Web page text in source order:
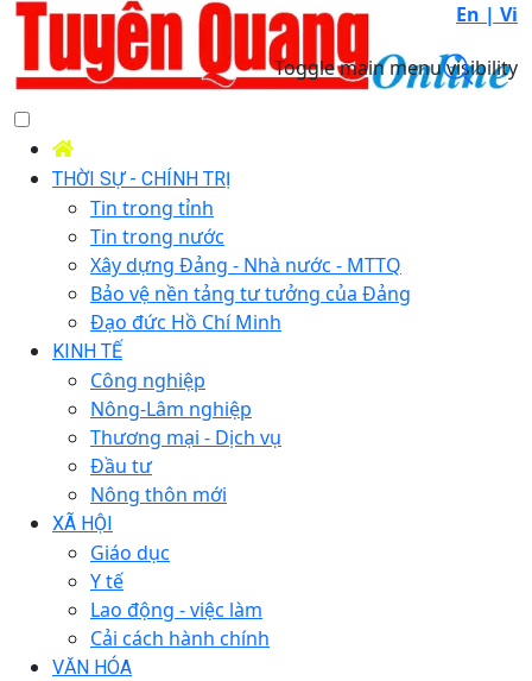
En | Vi
Toggle main menu visibility
THỜI SỰ - CHÍNH TRỊ
Tin trong tỉnh
Tin trong nước
Xây dựng Đảng - Nhà nước - MTTQ
Bảo vệ nền tảng tư tưởng của Đảng
Đạo đức Hồ Chí Minh
KINH TẾ
Công nghiệp
Nông-Lâm nghiệp
Thương mại - Dịch vụ
Đầu tư
Nông thôn mới
XÃ HỘI
Giáo dục
Y tế
Lao động - việc làm
Cải cách hành chính
VĂN HÓA